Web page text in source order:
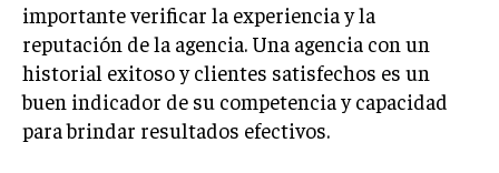
importante verificar la experiencia y la
reputación de la agencia. Una agencia con un
historial exitoso y clientes satisfechos es un
buen indicador de su competencia y capacidad
para brindar resultados efectivos.